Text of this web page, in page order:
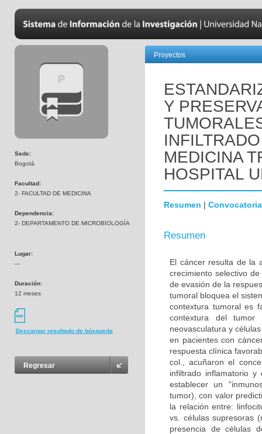
Sede:
Bogotá
Facultad:
2- FACULTAD DE MEDICINA
Dependencia:
2- DEPARTAMENTO DE MICROBIOLOGÍA
Lugar:
---
Duración:
12 meses
Descargar resultado de búsqueda
Regresar
Proyectos
Y
MEDICINA
HOSPITAL
Resumen | Convocatoria
Resumen
El cáncer resulta de la
crecimiento selectivo
de evasión de la
tumoral bloquea el
contextura tumoral es
contextura del tumor
neovasculatura y
en pacientes con
respuesta clínica
col., acuñaron el
infiltrado inflamatorio
establecer un
tumor), con valor
la relación entre:
vs. células supresoras
presencia de células